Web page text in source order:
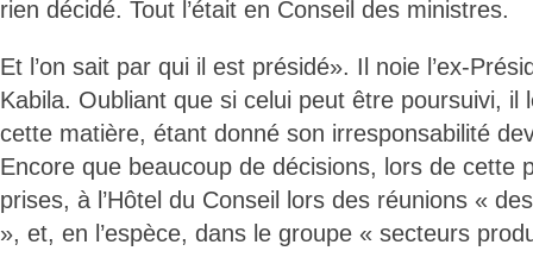
rien décidé. Tout l’était en Conseil des ministres.
Et l’on sait par qui il est présidé». Il noie l’ex-
Kabila. Oubliant que si celui peut être poursuivi, il
cette matière, étant donné son irresponsabilité
Encore que beaucoup de décisions, lors de cette
prises, à l’Hôtel du Conseil lors des réunions «
», et, en l’espèce, dans le groupe « secteurs